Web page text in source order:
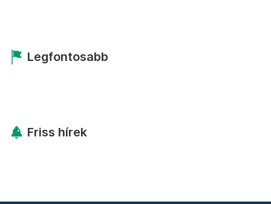
Legfontosabb
Friss hírek